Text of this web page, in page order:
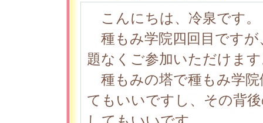
こんにちは、冷泉です。
種もみ学院四回目ですが
題なくご参加いただけま
種もみの塔で種もみ学院
てもいいですし、その背